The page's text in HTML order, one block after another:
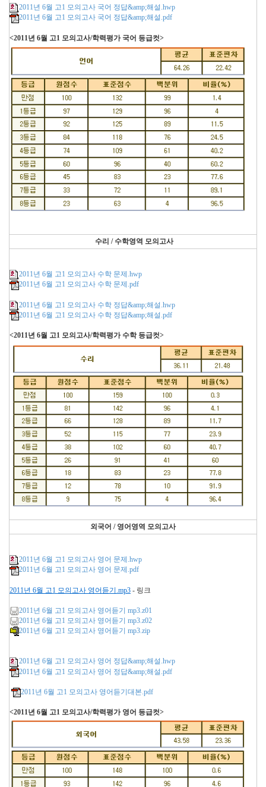
2011년 6월 고1 모의고사 국어 정답&amp;해설.hwp
2011년 6월 고1 모의고사 국어 정답&amp;해설.pdf
<2011년 6월 고1 모의고사/학력평가 국어 등급컷>
수리 / 수학영역 모의고사
2011년 6월 고1 모의고사 수학 문제.hwp
2011년 6월 고1 모의고사 수학 문제.pdf
2011년 6월 고1 모의고사 수학 정답&amp;해설.hwp
2011년 6월 고1 모의고사 수학 정답&amp;해설.pdf
<2011년 6월 고1 모의고사/학력평가 수학 등급컷>
외국어 / 영어영역 모의고사
2011년 6월 고1 모의고사 영어 문제.hwp
2011년 6월 고1 모의고사 영어 문제.pdf
2011년 6월 고1 모의고사 영어듣기.mp3 - 링크
2011년 6월 고1 모의고사 영어듣기 mp3.z01
2011년 6월 고1 모의고사 영어듣기 mp3.z02
2011년 6월 고1 모의고사 영어듣기 mp3.zip
2011년 6월 고1 모의고사 영어 정답&amp;해설.hwp
2011년 6월 고1 모의고사 영어 정답&amp;해설.pdf
2011년 6월 고1 모의고사 영어듣기대본.pdf
<2011년 6월 고1 모의고사/학력평가 영어 등급컷>